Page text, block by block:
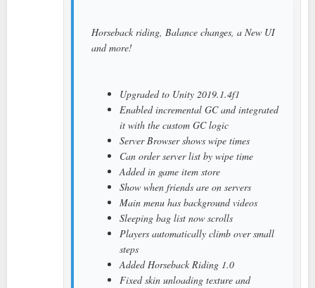
Horseback riding, Balance changes, a New UI
and more!
Upgraded to Unity 2019.1.4f1
Enabled incremental GC and integrated
it with the custom GC logic
Server Browser shows wipe times
Can order server list by wipe time
Added in game item store
Show when friends are on servers
Main menu has background videos
Sleeping bag list now scrolls
Players automatically climb over small
steps
Added Horseback Riding 1.0
Fixed skin unloading texture and